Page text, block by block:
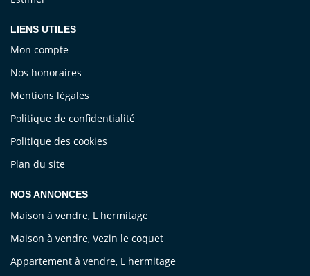
LIENS UTILES
Mon compte
Nos honoraires
Mentions légales
Politique de confidentialité
Politique des cookies
Plan du site
NOS ANNONCES
Maison à vendre, L hermitage
Maison à vendre, Vezin le coquet
Appartement à vendre, L hermitage